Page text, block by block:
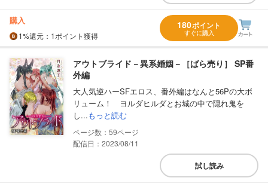
購入
1%還元 ：1ポイント獲得
180ポイント
すぐに購入
アウトブライド－異系婚姻－［ばら売り］ SP番
外編
大人気逆ハーSFエロス、番外編はなんと56Pの大ボ
リューム！ ヨルダヒルダとお城の中で隠れ鬼を
し...もっと読む
59
配信日：2023/08/11
試し読み